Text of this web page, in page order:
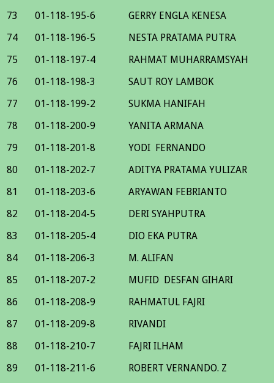
73
01-118-195-6
GERRY ENGLA KENESA
74
01-118-196-5
NESTA PRATAMA PUTRA
75
01-118-197-4
RAHMAT MUHARRAMSYAH
76
01-118-198-3
SAUT ROY LAMBOK
77
01-118-199-2
SUKMA HANIFAH
78
01-118-200-9
YANITA ARMANA
79
01-118-201-8
YODI FERNANDO
80
01-118-202-7
ADITYA PRATAMA YULIZAR
81
01-118-203-6
ARYAWAN FEBRIANTO
82
01-118-204-5
DERI SYAHPUTRA
83
01-118-205-4
DIO EKA PUTRA
84
01-118-206-3
M. ALIFAN
85
01-118-207-2
MUFID DESFAN GIHARI
86
01-118-208-9
RAHMATUL FAJRI
87
01-118-209-8
RIVANDI
88
01-118-210-7
FAJRI ILHAM
89
01-118-211-6
ROBERT VERNANDO. Z